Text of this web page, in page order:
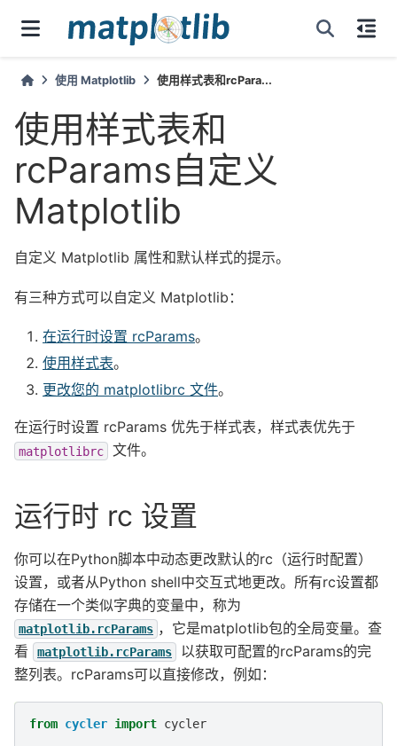
使用 Matplotlib 使用样式表和rcPara...
使用样式表和
rcParams自定义
Matplotlib
自定义 Matplotlib 属性和默认样式的提示。
有三种方式可以自定义 Matplotlib：
在运行时设置 rcParams。
使用样式表。
更改您的 matplotlibrc 文件。
在运行时设置 rcParams 优先于样式表，样式表优先于
matplotlibrc 文件。
运行时 rc 设置
你可以在Python脚本中动态更改默认的rc（运行时配置）
设置，或者从Python shell中交互式地更改。所有rc设置都
存储在一个类似字典的变量中，称为
matplotlib.rcParams ，它是matplotlib包的全局变量。查
看
matplotlib.rcParams
以获取可配置的rcParams的完
整列表。rcParams可以直接修改，例如：
from cycler import cycler